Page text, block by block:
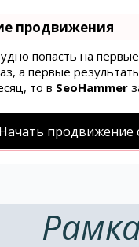
продвижения
попасть на
а первые
то в SeoHammer
Начать продвижение